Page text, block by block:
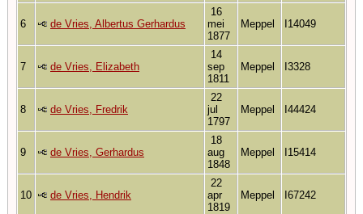
6 de Vries, Albertus Gerhardus
16
mei
1877
Meppel I14049
7 de Vries, Elizabeth
14
sep
1811
Meppel I3328
8 de Vries, Fredrik
22
jul
1797
Meppel I44424
9 de Vries, Gerhardus
18
aug
1848
Meppel I15414
10 de Vries, Hendrik
22
apr
1819
Meppel I67242